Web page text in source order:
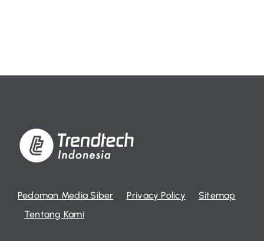
Pedoman Media Siber Privacy Policy
Sitemap
Tentang Kami